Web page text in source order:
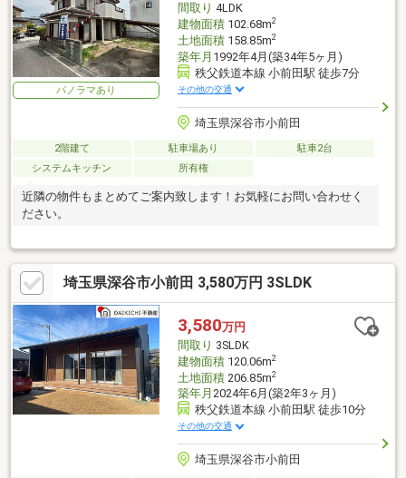
パノラマあり
間取り 4LDK
建物面積102.68m2
土地面積158.85m2
築年月 1992年4月(築34年5ヶ月)
秩父鉄道本線 小前田駅 徒歩7分
その他の交通
埼玉県深谷市小前田
2階建て 駐車場あり
駐車2台
システムキッチン
所有権
近隣の物件もまとめてご案内致します！お気軽にお問い合わせく
ださい。
埼玉県深谷市小前田 3,580万円 3SLDK
3,580万円
間取り 3SLDK
建物面積120.06m2
土地面積206.85m2
築年月 2024年6月(築2年3ヶ月)
秩父鉄道本線 小前田駅 徒歩10分
その他の交通
埼玉県深谷市小前田